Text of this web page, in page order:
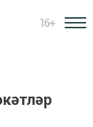
16+